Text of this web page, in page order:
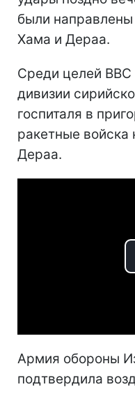
были
Хама и Дераа.
Среди целей ВВС
дивизии
госпиталя в
ракетные войска
Дераа.
Армия обороны
подтвердила